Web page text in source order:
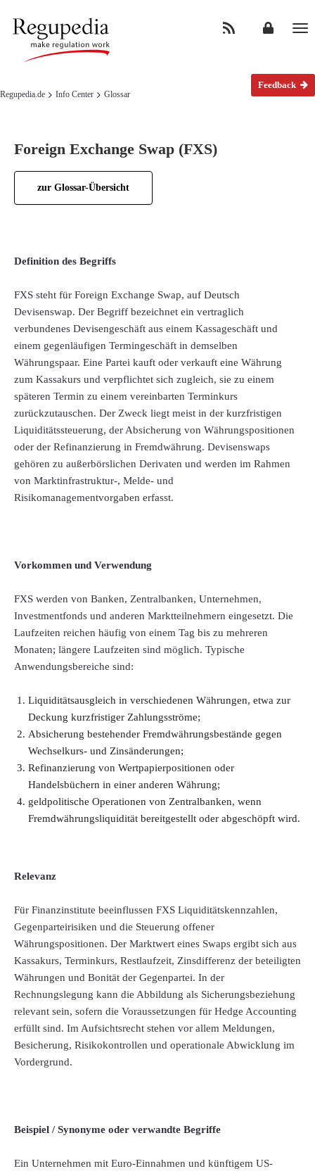
Regupedia.de Info Center Glossar
Feedback
Foreign Exchange Swap (FXS)
zur Glossar-Übersicht
Definition des Begriffs
FXS steht für Foreign Exchange Swap, auf Deutsch
Devisenswap. Der Begriff bezeichnet ein vertraglich
verbundenes Devisengeschäft aus einem Kassageschäft und
einem gegenläufigen Termingeschäft in demselben
Währungspaar. Eine Partei kauft oder verkauft eine Währung
zum Kassakurs und verpflichtet sich zugleich, sie zu einem
späteren Termin zu einem vereinbarten Terminkurs
zurückzutauschen. Der Zweck liegt meist in der kurzfristigen
Liquiditätssteuerung, der Absicherung von Währungspositionen
oder der Refinanzierung in Fremdwährung. Devisenswaps
gehören zu außerbörslichen Derivaten und werden im Rahmen
von Marktinfrastruktur-, Melde- und
Risikomanagementvorgaben erfasst.
Vorkommen und Verwendung
FXS werden von Banken, Zentralbanken, Unternehmen,
Investmentfonds und anderen Marktteilnehmern eingesetzt. Die
Laufzeiten reichen häufig von einem Tag bis zu mehreren
Monaten; längere Laufzeiten sind möglich. Typische
Anwendungsbereiche sind:
Liquiditätsausgleich in verschiedenen Währungen, etwa zur
Deckung kurzfristiger Zahlungsströme;
Absicherung bestehender Fremdwährungsbestände gegen
Wechselkurs- und Zinsänderungen;
Refinanzierung von Wertpapierpositionen oder
Handelsbüchern in einer anderen Währung;
geldpolitische Operationen von Zentralbanken, wenn
Fremdwährungsliquidität bereitgestellt oder abgeschöpft wird.
Relevanz
Für Finanzinstitute beeinflussen FXS Liquiditätskennzahlen,
Gegenparteirisiken und die Steuerung offener
Währungspositionen. Der Marktwert eines Swaps ergibt sich aus
Kassakurs, Terminkurs, Restlaufzeit, Zinsdifferenz der beteiligten
Währungen und Bonität der Gegenpartei. In der
Rechnungslegung kann die Abbildung als Sicherungsbeziehung
relevant sein, sofern die Voraussetzungen für Hedge Accounting
erfüllt sind. Im Aufsichtsrecht stehen vor allem Meldungen,
Besicherung, Risikokontrollen und operationale Abwicklung im
Vordergrund.
Beispiel / Synonyme oder verwandte Begriffe
Ein Unternehmen mit Euro-Einnahmen und künftigem US-